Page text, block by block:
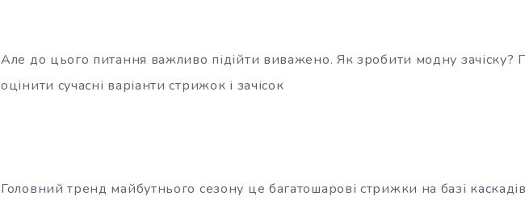
Але до цього питання важливо підійти виважено. Як зробити модну зачіску?
оцінити сучасні варіанти стрижок і зачісок
Головний тренд майбутнього сезону це багатошарові стрижки на базі каскадів